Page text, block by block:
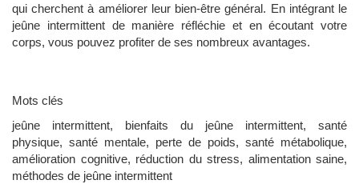
qui cherchent à améliorer leur bien-être général. En intégrant le
jeûne intermittent de manière réfléchie et en écoutant votre
corps, vous pouvez profiter de ses nombreux avantages.
Mots clés
jeûne intermittent, bienfaits du jeûne intermittent, santé
physique, santé mentale, perte de poids, santé métabolique,
amélioration cognitive, réduction du stress, alimentation saine,
méthodes de jeûne intermittent